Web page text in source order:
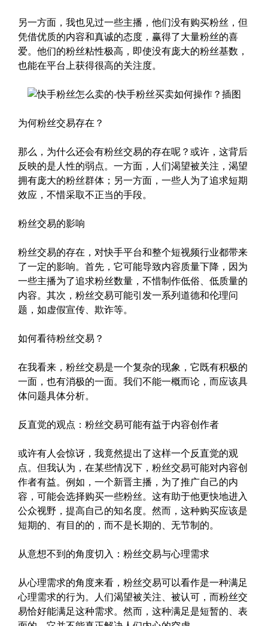
另一方面，我也见过一些主播，他们没有购买粉丝，但
凭借优质的内容和真诚的态度，赢得了大量粉丝的喜
爱。他们的粉丝粘性极高，即使没有庞大的粉丝基数，
也能在平台上获得很高的关注度。
为何粉丝交易存在？
那么，为什么还会有粉丝交易的存在呢？或许，这背后
反映的是人性的弱点。一方面，人们渴望被关注，渴望
拥有庞大的粉丝群体；另一方面，一些人为了追求短期
效应，不惜采取不正当的手段。
粉丝交易的影响
粉丝交易的存在，对快手平台和整个短视频行业都带来
了一定的影响。首先，它可能导致内容质量下降，因为
一些主播为了追求粉丝数量，不惜制作低俗、低质量的
内容。其次，粉丝交易可能引发一系列道德和伦理问
题，如虚假宣传、欺诈等。
如何看待粉丝交易？
在我看来，粉丝交易是一个复杂的现象，它既有积极的
一面，也有消极的一面。我们不能一概而论，而应该具
体问题具体分析。
反直觉的观点：粉丝交易可能有益于内容创作者
或许有人会惊讶，我竟然提出了这样一个反直觉的观
点。但我认为，在某些情况下，粉丝交易可能对内容创
作者有益。例如，一个新晋主播，为了推广自己的内
容，可能会选择购买一些粉丝。这有助于他更快地进入
公众视野，提高自己的知名度。然而，这种购买应该是
短期的、有目的的，而不是长期的、无节制的。
从意想不到的角度切入：粉丝交易与心理需求
从心理需求的角度来看，粉丝交易可以看作是一种满足
心理需求的行为。人们渴望被关注、被认可，而粉丝交
易恰好能满足这种需求。然而，这种满足是短暂的、表